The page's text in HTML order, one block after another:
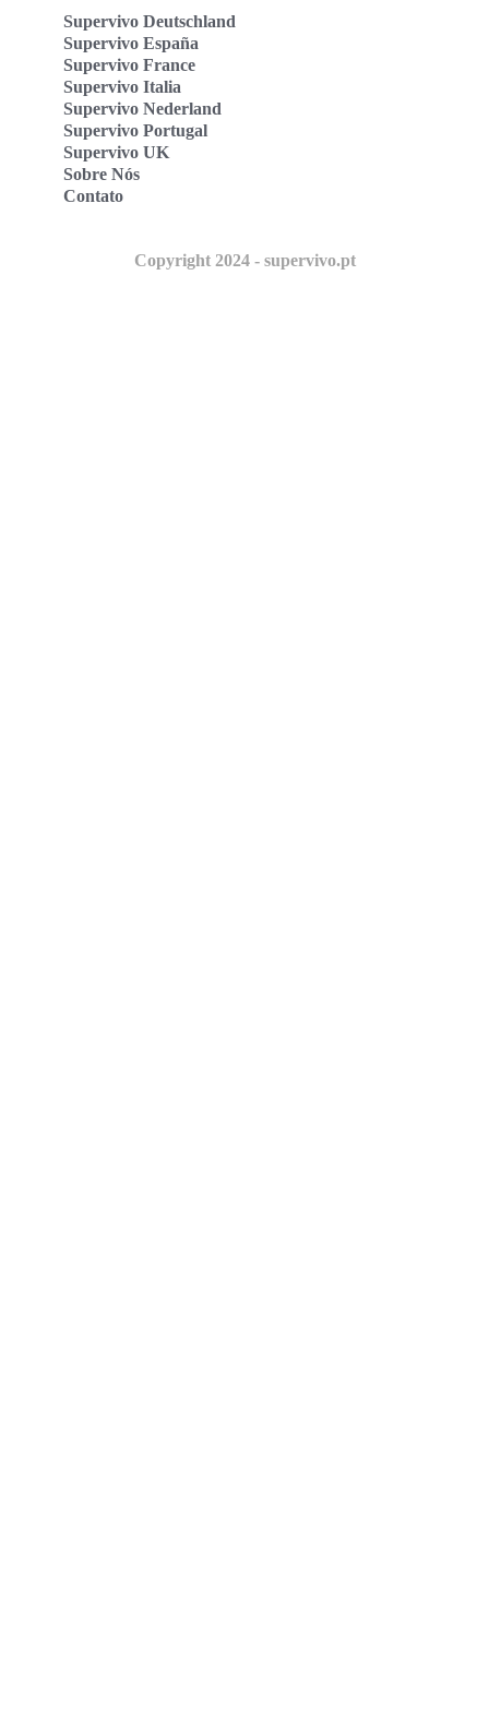
Supervivo Deutschland
Supervivo España
Supervivo France
Supervivo Italia
Supervivo Nederland
Supervivo Portugal
Supervivo UK
Sobre Nós
Contato
Copyright 2024 - supervivo.pt